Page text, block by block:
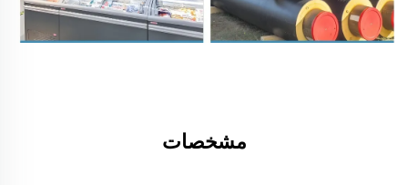
مشخصات